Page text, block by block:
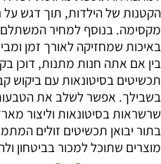
הקטנות של הילדות, תוך דגש על
מקסימה. בנוסף למחיר המשתלם
באיכות שמחזיקה לאורך זמן
בין אם אתה חנות מתנות, דוכן
תכשיטים בסיטונאות עם ביקוש
בשבילך. אפשר לשלב את
שרשראות בסיטונאות וליצור
בתור יבואן תכשיטים זולים
מוצרים שתוכל למכור בביטחון